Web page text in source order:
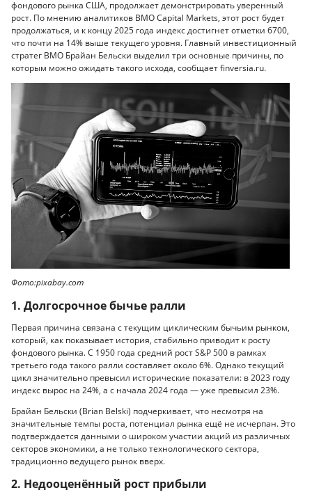
фондового рынка США, продолжает демонстрировать уверенный
рост. По мнению аналитиков BMO Capital Markets, этот рост будет
продолжаться, и к концу 2025 года индекс достигнет отметки 6700,
что почти на 14% выше текущего уровня. Главный инвестиционный
стратег BMO Брайан Бельски выделил три основные причины, по
которым можно ожидать такого исхода, сообщает finversia.ru.
Фото:pixabay.com
1. Долгосрочное бычье ралли
Первая причина связана с текущим циклическим бычьим рынком,
который, как показывает история, стабильно приводит к росту
фондового рынка. С 1950 года средний рост S&P 500 в рамках
третьего года такого ралли составляет около 6%. Однако текущий
цикл значительно превысил исторические показатели: в 2023 году
индекс вырос на 24%, а с начала 2024 года — уже превысил 23%.
Брайан Бельски (Brian Belski) подчеркивает, что несмотря на
значительные темпы роста, потенциал рынка ещё не исчерпан. Это
подтверждается данными о широком участии акций из различных
секторов экономики, а не только технологического сектора,
традиционно ведущего рынок вверх.
2. Недооценённый рост прибыли